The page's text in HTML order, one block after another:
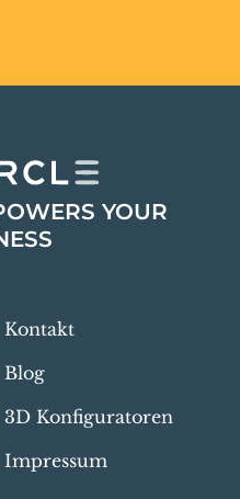
YOUR
Kontakt
Blog
3D Konfiguratoren
Impressum